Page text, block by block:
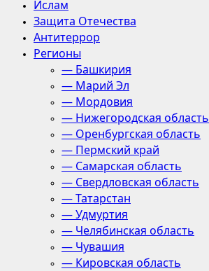
Ислам
Защита Отечества
Антитеррор
Регионы
— Башкирия
— Марий Эл
— Мордовия
— Нижегородская область
— Оренбургская область
— Пермский край
— Самарская область
— Свердловская область
— Татарстан
— Удмуртия
— Челябинская область
— Чувашия
— Кировская область